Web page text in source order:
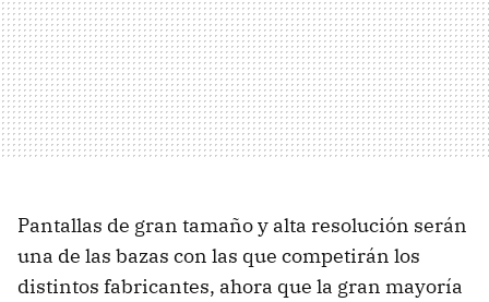
Pantallas de gran tamaño y alta resolución serán
una de las bazas con las que competirán los
distintos fabricantes, ahora que la gran mayoría